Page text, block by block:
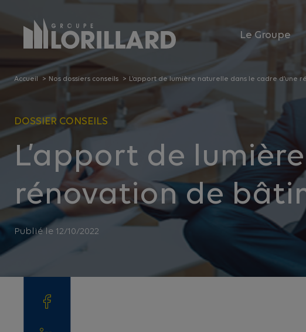
Le Groupe
Accueil Nos dossiers conseils L’apport de lumière naturelle dans le cadre d’une
DOSSIER CONSEILS
L’apport de
rénovation de
Publié le 12/10/2022
Panneau de gestion des cookies